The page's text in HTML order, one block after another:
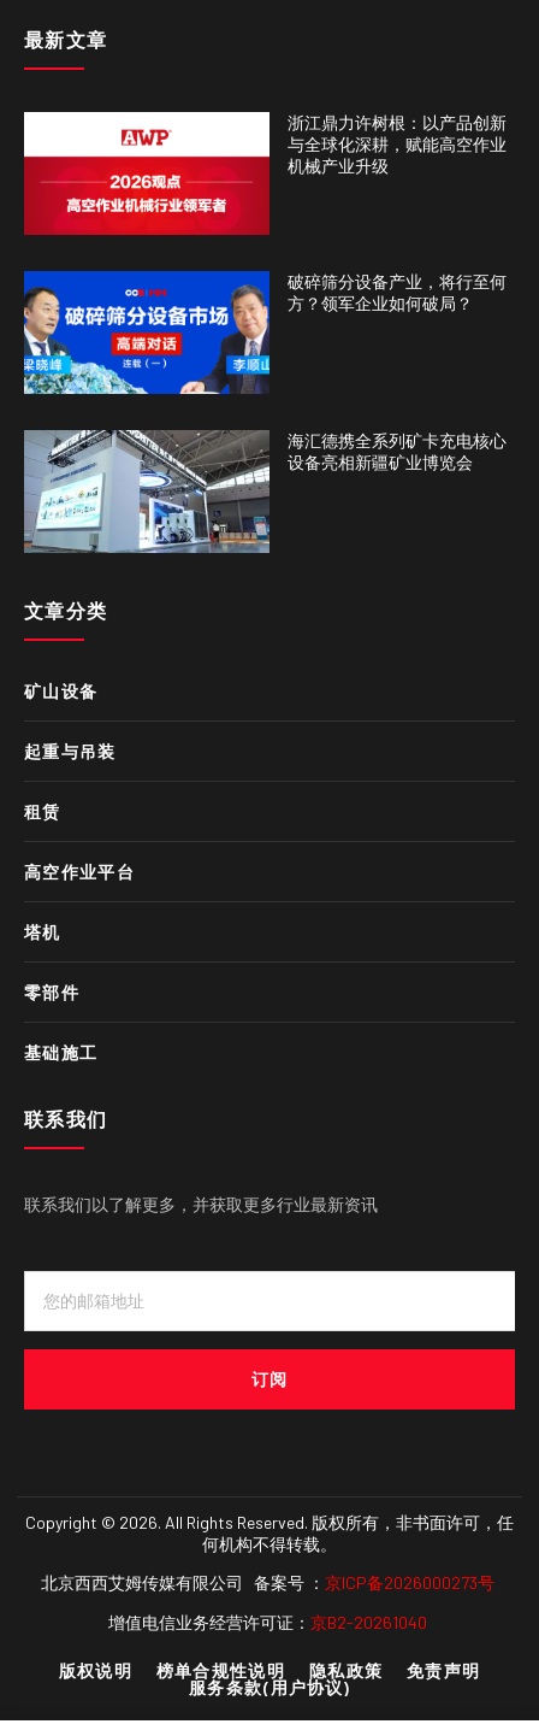
最新文章
浙江鼎力许树根：以产品创新
与全球化深耕，赋能高空作业
机械产业升级
破碎筛分设备产业，将行至何
方？领军企业如何破局？
海汇德携全系列矿卡充电核心
设备亮相新疆矿业博览会
文章分类
矿山设备
起重与吊装
租赁
高空作业平台
塔机
零部件
基础施工
联系我们
联系我们以了解更多，并获取更多行业最新资讯
订阅
Copyright © 2026. All Rights Reserved. 版权所有，非书面许可，任
何机构不得转载。
北京西西艾姆传媒有限公司 备案号 ： 京ICP备2026000273号
增值电信业务经营许可证： 京B2-20261040
版权说明 榜单合规性说明 隐私政策 免责声明
服务条款(用户协议)